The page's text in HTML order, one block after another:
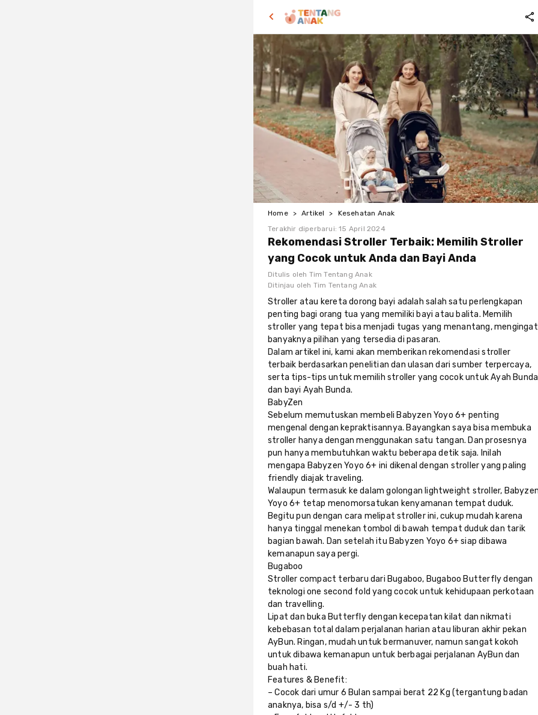
Home > Artikel >
Kesehatan Anak
Terakhir diperbarui:15 April 2024
Rekomendasi Stroller Terbaik: Memilih Stroller
yang Cocok untuk Anda dan Bayi Anda
Ditulis oleh Tim Tentang Anak
Ditinjau oleh Tim Tentang Anak
Stroller atau kereta dorong bayi adalah salah satu perlengkapan
penting bagi orang tua yang memiliki bayi atau balita. Memilih
stroller yang tepat bisa menjadi tugas yang menantang, mengingat
banyaknya pilihan yang tersedia di pasaran.
Dalam artikel ini, kami akan memberikan rekomendasi stroller
terbaik berdasarkan penelitian dan ulasan dari sumber terpercaya,
serta tips-tips untuk memilih stroller yang cocok untuk Ayah Bunda
dan bayi Ayah Bunda.
BabyZen
Sebelum memutuskan membeli Babyzen Yoyo 6+ penting
mengenal dengan kepraktisannya. Bayangkan saya bisa membuka
stroller hanya dengan menggunakan satu tangan. Dan prosesnya
pun hanya membutuhkan waktu beberapa detik saja. Inilah
mengapa Babyzen Yoyo 6+ ini dikenal dengan stroller yang paling
friendly diajak traveling.
Walaupun termasuk ke dalam golongan lightweight stroller,
Yoyo 6+ tetap menomorsatukan kenyamanan tempat duduk.
Begitu pun dengan cara melipat stroller ini, cukup mudah karena
hanya tinggal menekan tombol di bawah tempat duduk dan tarik
bagian bawah. Dan setelah itu Babyzen Yoyo 6+ siap dibawa
kemanapun saya pergi.
Bugaboo
Stroller compact terbaru dari Bugaboo, Bugaboo Butterfly dengan
teknologi one second fold yang cocok untuk kehidupaan perkotaan
dan travelling.
Lipat dan buka Butterfly dengan kecepatan kilat dan nikmati
kebebasan total dalam perjalanan harian atau liburan akhir pekan
AyBun. Ringan, mudah untuk bermanuver, namun sangat kokoh
untuk dibawa kemanapun untuk berbagai perjalanan AyBun dan
buah hati.
Features & Benefit:
– Cocok dari umur 6 Bulan sampai berat 22 Kg (tergantung badan
anaknya, bisa s/d +/- 3 th)